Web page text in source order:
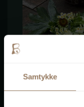
Samtykke